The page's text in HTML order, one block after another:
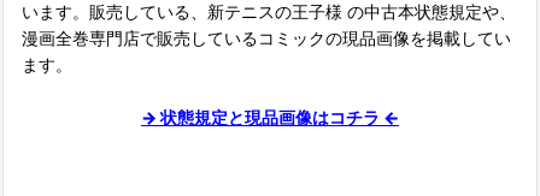
います。販売している、新テニスの王子様 の中古本状態規定や、
漫画全巻専門店で販売しているコミックの現品画像を掲載してい
ます。
→ 状態規定と現品画像はコチラ ←